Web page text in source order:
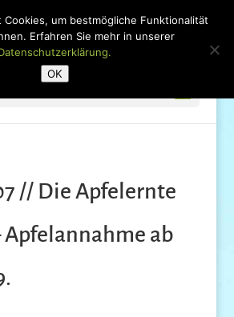
// Die Apfelernte
ab
Cookies, um bestmögliche Funktionalität
Erfahren Sie mehr in unserer
OK